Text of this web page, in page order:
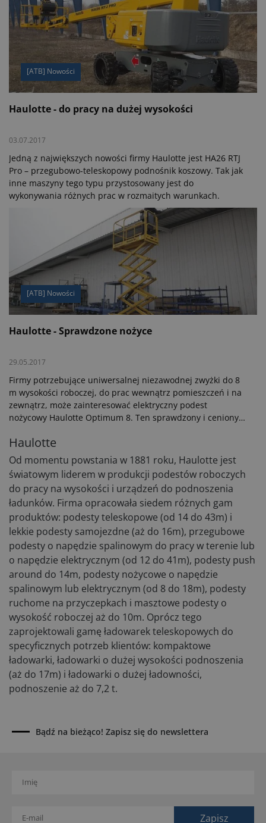
[ATB] Nowości
Haulotte - do pracy na dużej wysokości
03.07.2017
Jedną z największych nowości firmy Haulotte jest HA26 RTJ
Pro – przegubowo-teleskopowy podnośnik koszowy. Tak jak
inne maszyny tego typu przystosowany jest do
wykonywania różnych prac w rozmaitych warunkach.
[ATB] Nowości
Haulotte - Sprawdzone nożyce
29.05.2017
Firmy potrzebujące uniwersalnej niezawodnej zwyżki do 8
m wysokości roboczej, do prac wewnątrz pomieszczeń i na
zewnątrz, może zainteresować elektryczny podest
nożycowy Haulotte Optimum 8. Ten sprawdzony i ceniony
jeszcze więcej satysfakcji z pracy, spełniając najwyższe
wymagania w zakresie wydajności, bezpieczeństwa i
komfortu, przy wyjątkowo niskich kosztach eksploatacji.
Haulotte
Od momentu powstania w 1881 roku, Haulotte jest
światowym liderem w produkcji podestów roboczych
do pracy na wysokości i urządzeń do podnoszenia
ładunków. Firma opracowała siedem różnych gam
produktów: podesty teleskopowe (od 14 do 43m) i
lekkie podesty samojezdne (aż do 16m), przegubowe
podesty o napędzie spalinowym do pracy w terenie lub
o napędzie elektrycznym (od 12 do 41m), podesty push
around do 14m, podesty nożycowe o napędzie
spalinowym lub elektrycznym (od 8 do 18m), podesty
ruchome na przyczepkach i masztowe podesty o
wysokość roboczej aż do 10m. Oprócz tego
zaprojektowali gamę ładowarek teleskopowych do
specyficznych potrzeb klientów: kompaktowe
ładowarki, ładowarki o dużej wysokości podnoszenia
(aż do 17m) i ładowarki o dużej ładowności,
podnoszenie aż do 7,2 t.
Bądź na bieżąco! Zapisz się do newslettera